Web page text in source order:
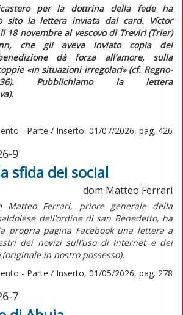
per la dottrina della fede ha
sito la lettera inviata dal card. Víctor
18 novembre al vescovo di Treviri (Trier)
che gli aveva inviato copia del
dà forza all’amore, sulla
«in situazioni irregolari» (cf. Regno-
Pubblichiamo la lettera
- Parte / Inserto, 01/07/2026, pag. 426
9
sfida dei social
dom Matteo Ferrari
Ferrari, priore generale della
dell’ordine di san Benedetto, ha
propria pagina Facebook una lettera a
dei novizi sull’uso di Internet e dei
in nostro possesso).
- Parte / Inserto, 01/05/2026, pag. 278
7